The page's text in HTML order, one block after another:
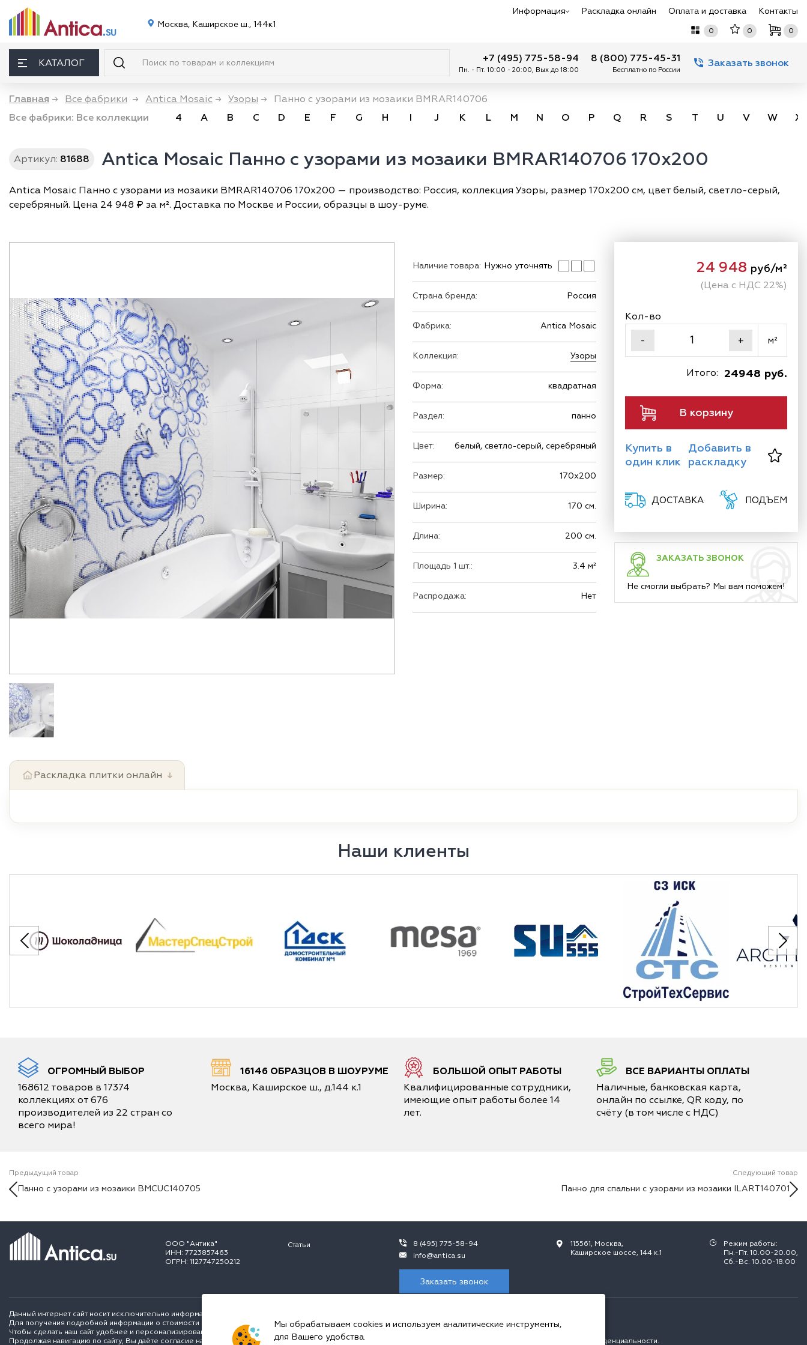
Москва, Каширское ш., 144к1
Информация Раскладка онлайн Оплата и доставка Контакты
0 0 0
КАТАЛОГ +7 (495) 775-58-94
Пн. - Пт. 10:00 - 20:00, Вых до 18:00
8 (800) 775-45-31
Бесплатно по России
Заказать звонок
Главная → Все фабрики → Antica Mosaic → Узоры →
Панно с узорами из мозаики BMRAR140706
Все фабрики: Все коллекции 4 A B C D E F G H I J K L M N O P Q R S T U V W X
Артикул: 81688 Antica Mosaic Панно с узорами из мозаики BMRAR140706 170x200
Antica Mosaic Панно с узорами из мозаики BMRAR140706 170x200 — производство: Россия, коллекция Узоры, размер 170х200 см, цвет белый, светло-серый,
серебряный. Цена 24 948 ₽ за м². Доставка по Москве и России, образцы в шоу-руме.
Наличие товара: Нужно уточнять
Страна бренда: Россия
Фабрика: Antica Mosaic
Коллекция: Узоры
Форма: квадратная
Раздел: панно
Цвет: белый, светло-серый, серебряный
Размер: 170х200
Ширина: 170 см.
Длина: 200 см.
Площадь 1 шт.: 3.4 м²
Распродажа: Нет
24 948 руб/м²
(Цена с НДС 22%)
Кол-во
-
+ м²
24948 руб.
Итого:
В корзину
Купить в
один клик
Добавить в
раскладку
ДОСТАВКА ПОДЪЕМ
ЗАКАЗАТЬ ЗВОНОК
Не смогли выбрать? Мы вам поможем!
Раскладка плитки онлайн ↓
Наши клиенты
ОГРОМНЫЙ ВЫБОР
168612 товаров в 17374
коллекциях от 676
производителей из 22 стран со
всего мира!
16146 ОБРАЗЦОВ В ШОУРУМЕ
Москва, Каширское ш., д.144 к.1
БОЛЬШОЙ ОПЫТ РАБОТЫ
Квалифицированные сотрудники,
имеющие опыт работы более 14
лет.
ВСЕ ВАРИАНТЫ ОПЛАТЫ
Наличные, банковская карта,
онлайн по ссылке, QR коду, по
счёту (в том числе с НДС)
Предыдущий товар
Панно с узорами из мозаики BMCUC140705
Следующий товар
Панно для спальни с узорами из мозаики ILART140701
ООО "Антика"
ИНН: 7723857463
ОГРН: 1127747250212
Статьи
8 (495) 775-58-94
info@antica.su
Заказать звонок
115561, Москва,
Каширское шоссе, 144 к.1
Режим работы:
Пн.-Пт. 10.00-20.00,
Сб.-Вс. 10.00-18.00
Данный интернет сайт носит исключительно информационный характер и не является публичной офертой, в контексте положений ч.2 ст. 437 ГК РФ.
Для получения подробной информации о стоимости и сроках выполнения просьба обращаться к сотрудникам ООО «Антика».
Чтобы сделать наш сайт удобнее и персонализированее для вас мы используем cookies и аналитические инструменты.
Продолжая навигацию по сайту, Вы даёте согласие на обработку персональных данных и соглашаетесь с
политикой конфиденциальности.
Мы обрабатываем cookies и используем аналитические инструменты,
для Вашего удобства.